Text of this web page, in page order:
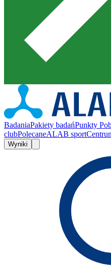
BadaniaPakiety badańPunkty
clubPolecaneALAB sport
Wyniki